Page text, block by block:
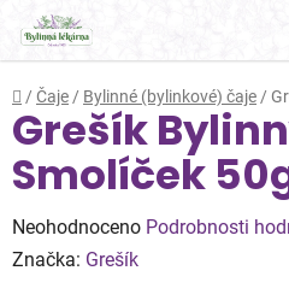
obsah
Domů
/ Čaje / Bylinné (bylinkové) čaje /
Grešík
Smolíček
Průměrné
hodnocení
Neohodnoceno Podrobnosti
Značka: Grešík